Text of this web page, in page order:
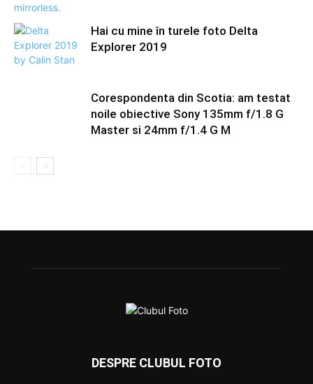
Hai cu mine în turele foto Delta
Explorer 2019
Corespondenta din Scotia: am testat
noile obiective Sony 135mm f/1.8 G
Master si 24mm f/1.4 G M
DESPRE CLUBUL FOTO